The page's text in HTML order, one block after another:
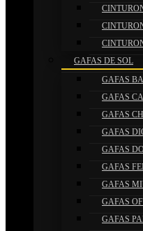
GAFAS DE SOL
GAFAS
GAFAS
GAFAS
GAFAS
GAFAS
GAFAS
GAFAS
GAFAS
GAFAS